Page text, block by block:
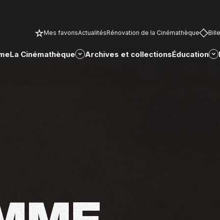
Mes favorisActualitésRénovation de la Cinémathèque
La Cinémathèque Archives et collectionsÉducation